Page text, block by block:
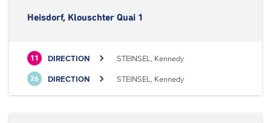
Heisdorf, Klouschter Quai 1
11 DIRECTION STEINSEL, Kennedy
26 DIRECTION STEINSEL, Kennedy